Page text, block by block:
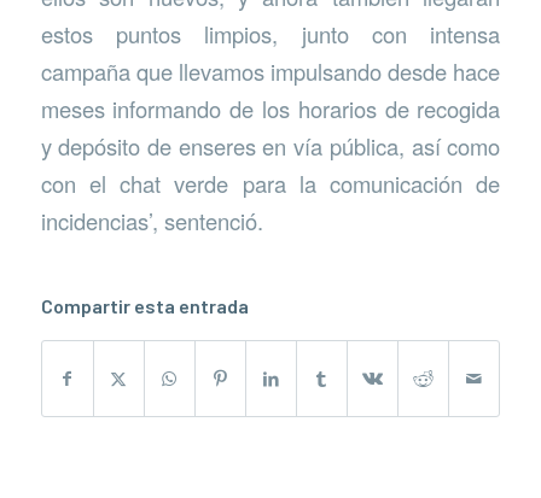
estos puntos limpios, junto con intensa
campaña que llevamos impulsando desde hace
meses informando de los horarios de recogida
y depósito de enseres en vía pública, así como
con el chat verde para la comunicación de
incidencias’, sentenció.
Compartir esta entrada